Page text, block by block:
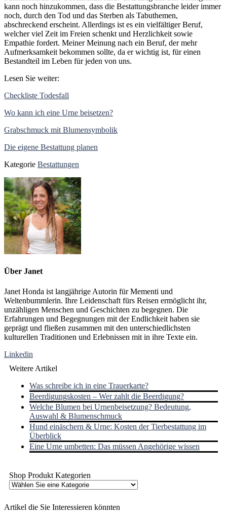
kann noch hinzukommen, dass die Bestattungsbranche leider immer
noch, durch den Tod und das Sterben als Tabuthemen,
abschreckend erscheint. Allerdings ist es ein vielfältiger Beruf,
welcher viel Zeit im Freien schenkt und Herzlichkeit sowie
Empathie fordert. Meiner Meinung nach ein Beruf, der mehr
Aufmerksamkeit bekommen sollte, da er wichtig ist, für einen
Bestandteil im Leben für jeden von uns.
Lesen Sie weiter:
Checkliste Todesfall
Wo kann ich eine Urne beisetzen?
Grabschmuck mit Blumensymbolik
Die eigene Bestattung planen
Kategorie Bestattungen
Über Janet
Janet Honda ist langjährige Autorin für Mementi und
Weltenbummlerin. Ihre Leidenschaft fürs Reisen ermöglicht ihr,
unzähligen Menschen und Geschichten zu begegnen. Die
Erfahrungen und Begegnungen mit der Endlichkeit haben sie
geprägt und fließen zusammen mit den unterschiedlichsten
kulturellen Traditionen und Erlebnissen mit in ihre Texte ein.
Linkedin
Weitere Artikel
Was schreibe ich in eine Trauerkarte?
Beerdigungskosten – Wer zahlt die Beerdigung?
Welche Blumen bei Urnenbeisetzung? Bedeutung,
Auswahl & Blumenschmuck
Hund einäschern & Urne: Kosten der Tierbestattung im
Überblick
Eine Urne umbetten: Das müssen Angehörige wissen
Shop Produkt Kategorien
Artikel die Sie Interessieren könnten